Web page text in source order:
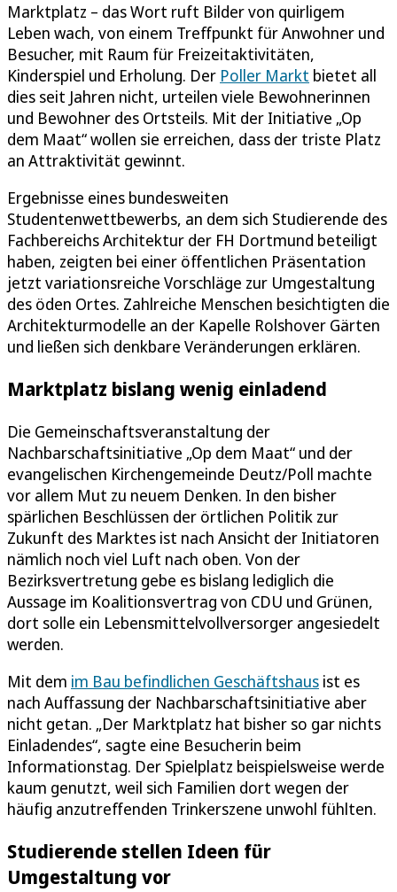
Marktplatz – das Wort ruft Bilder von quirligem
Leben wach, von einem Treffpunkt für Anwohner und
Besucher, mit Raum für Freizeitaktivitäten,
Kinderspiel und Erholung. Der Poller Markt bietet all
dies seit Jahren nicht, urteilen viele Bewohnerinnen
und Bewohner des Ortsteils. Mit der Initiative „Op
dem Maat“ wollen sie erreichen, dass der triste Platz
an Attraktivität gewinnt.
Ergebnisse eines bundesweiten
Studentenwettbewerbs, an dem sich Studierende des
Fachbereichs Architektur der FH Dortmund beteiligt
haben, zeigten bei einer öffentlichen Präsentation
jetzt variationsreiche Vorschläge zur Umgestaltung
des öden Ortes. Zahlreiche Menschen besichtigten die
Architekturmodelle an der Kapelle Rolshover Gärten
und ließen sich denkbare Veränderungen erklären.
Marktplatz bislang wenig einladend
Die Gemeinschaftsveranstaltung der
Nachbarschaftsinitiative „Op dem Maat“ und der
evangelischen Kirchengemeinde Deutz/Poll machte
vor allem Mut zu neuem Denken. In den bisher
spärlichen Beschlüssen der örtlichen Politik zur
Zukunft des Marktes ist nach Ansicht der Initiatoren
nämlich noch viel Luft nach oben. Von der
Bezirksvertretung gebe es bislang lediglich die
Aussage im Koalitionsvertrag von CDU und Grünen,
dort solle ein Lebensmittelvollversorger angesiedelt
werden.
Mit dem im Bau befindlichen Geschäftshaus ist es
nach Auffassung der Nachbarschaftsinitiative aber
nicht getan. „Der Marktplatz hat bisher so gar nichts
Einladendes“, sagte eine Besucherin beim
Informationstag. Der Spielplatz beispielsweise werde
kaum genutzt, weil sich Familien dort wegen der
häufig anzutreffenden Trinkerszene unwohl fühlten.
Studierende stellen Ideen für
Umgestaltung vor